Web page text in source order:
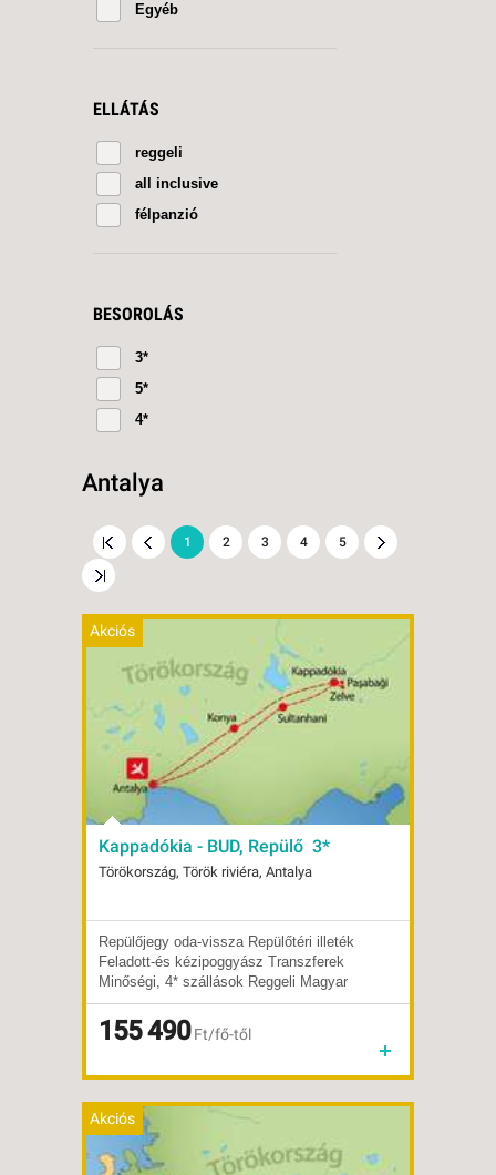
Egyéb
ELLÁTÁS
reggeli
all inclusive
félpanzió
BESOROLÁS
3*
5*
4*
Antalya
1 2 3 4 5
Akciós
Kappadókia - BUD, Repülő 3*
Törökország, Török riviéra, Antalya
Indulások:
2026.10.04-tól
Időpontok:
7 db
Ellátás:
reggeli
Típus:
Klasszikus körutazás
Besorolás:
Szállás:
Hotel
Repülőjegy oda-vissza Repülőtéri illeték
Feladott-és kézipoggyász Transzferek
Minőségi, 4* szállások Reggeli Magyar
nyelvű csoportkísérőt
Pontos repülési adatokat az indulás előtt
küldjük az utiokmányokkal.
155 490Ft/fő-től
Akciós